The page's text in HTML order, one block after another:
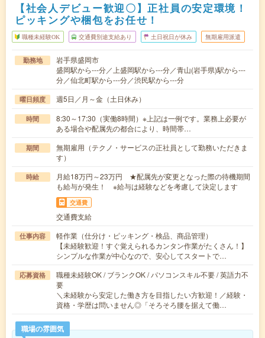
【社会人デビュー歓迎〇】正社員の安定環境！
ピッキングや梱包をお任せ！
職種未経験OK 交通費別途支給あり 土日祝日が休み 無期雇用派遣
勤務地
岩手県盛岡市
盛岡駅から---分／上盛岡駅から---分／青山(岩手県)駅から---
分／仙北町駅から---分／渋民駅から---分
曜日頻度 週5日／月～金（土日休み）
時間
8:30～17:30（実働8時間）※上記は一例です。業務上必要が
ある場合や配属先の都合により、時間帯…
期間
無期雇用（テクノ・サービスの正社員として勤務いただきま
す）
時給
月給18万円～23万円 ★配属先が変更となった際の待機期間
も給与が発生！ ※給与は経験などを考慮して決定します
交通費
交通費支給
仕事内容
軽作業（仕分け・ピッキング・検品、商品管理）
【未経験歓迎！すぐ覚えられるカンタン作業がたくさん！】
シンプルな作業が中心なので、安心してスタートで…
応募資格
職種未経験OK / ブランクOK / パソコンスキル不要 / 英語力不
要
＼未経験から安定した働き方を目指したい方歓迎！／経験・
資格・学歴は問いません◎「そろそろ腰を据えて働…
職場の雰囲気